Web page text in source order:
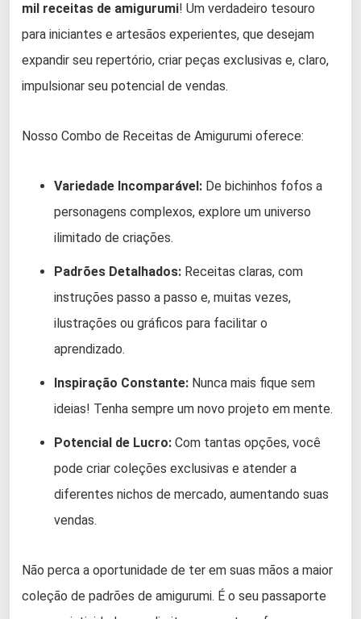
mil receitas de amigurumi! Um verdadeiro tesouro
para iniciantes e artesãos experientes, que desejam
expandir seu repertório, criar peças exclusivas e, claro,
impulsionar seu potencial de vendas.
Nosso Combo de Receitas de Amigurumi oferece:
Variedade Incomparável: De bichinhos fofos a
personagens complexos, explore um universo
ilimitado de criações.
Padrões Detalhados: Receitas claras, com
instruções passo a passo e, muitas vezes,
ilustrações ou gráficos para facilitar o
aprendizado.
Inspiração Constante: Nunca mais fique sem
ideias! Tenha sempre um novo projeto em mente.
Potencial de Lucro: Com tantas opções, você
pode criar coleções exclusivas e atender a
diferentes nichos de mercado, aumentando suas
vendas.
Não perca a oportunidade de ter em suas mãos a maior
coleção de padrões de amigurumi. É o seu passaporte